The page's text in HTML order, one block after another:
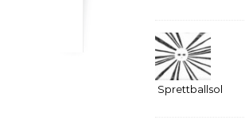
Sprettballsol